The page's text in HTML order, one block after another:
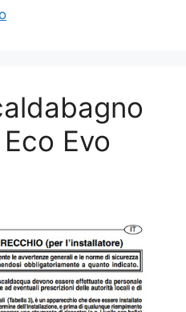
Evo